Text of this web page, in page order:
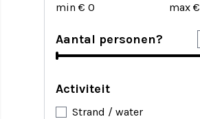
min € max €
Aantal personen?
Activiteit
Strand / water